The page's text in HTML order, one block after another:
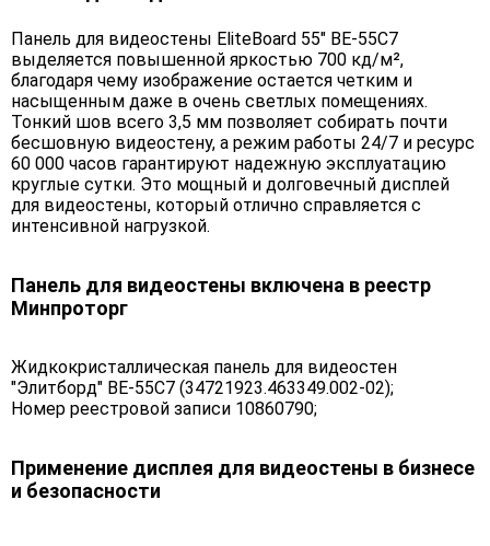
Панель для видеостены EliteBoard 55" BE-55C7
выделяется повышенной яркостью 700 кд/м²,
благодаря чему изображение остается четким и
насыщенным даже в очень светлых помещениях.
Тонкий шов всего 3,5 мм позволяет собирать почти
бесшовную видеостену, а режим работы 24/7 и ресурс
60 000 часов гарантируют надежную эксплуатацию
круглые сутки. Это мощный и долговечный дисплей
для видеостены, который отлично справляется с
интенсивной нагрузкой.
Панель для видеостены включена в реестр
Минпроторг
Жидкокристаллическая панель для видеостен
"Элитборд" BE-55C7 (34721923.463349.002-02);
Номер реестровой записи 10860790;
Применение дисплея для видеостены в бизнесе
и безопасности